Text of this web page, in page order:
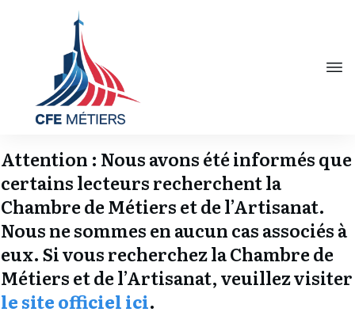
Attention : Nous avons été informés que
certains lecteurs recherchent la
Chambre de Métiers et de l’Artisanat.
Nous ne sommes en aucun cas associés à
eux. Si vous recherchez la Chambre de
Métiers et de l’Artisanat, veuillez visiter
le site officiel ici.